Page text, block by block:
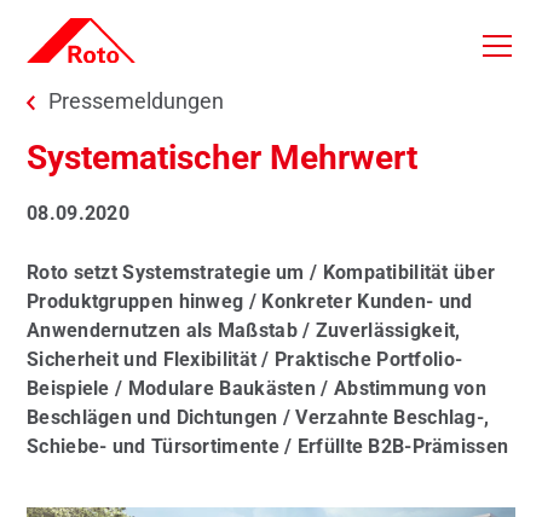
Skip to main content
You are here:
Pressemeldungen
Systematischer Mehrwert
08.09.2020
Roto setzt Systemstrategie um / Kompatibilität über
Produktgruppen hinweg / Konkreter Kunden- und
Anwendernutzen als Maßstab / Zuverlässigkeit,
Sicherheit und Flexibilität / Praktische Portfolio-
Beispiele / Modulare Baukästen / Abstimmung von
Beschlägen und Dichtungen / Verzahnte Beschlag-,
Schiebe- und Türsortimente / Erfüllte B2B-Prämissen